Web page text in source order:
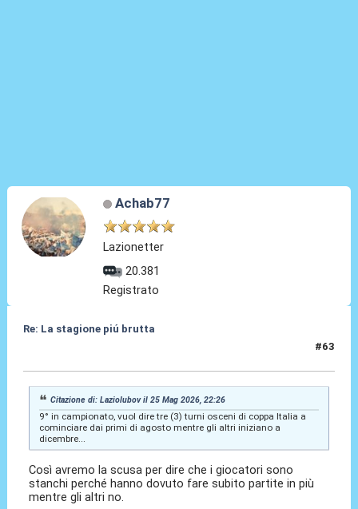
Achab77
Lazionetter
20.381
Registrato
Re: La stagione piú brutta
#63
Citazione di: Laziolubov il 25 Mag 2026, 22:26
9° in campionato, vuol dire tre (3) turni osceni di coppa Italia a
cominciare dai primi di agosto mentre gli altri iniziano a
dicembre...
Così avremo la scusa per dire che i giocatori sono
stanchi perché hanno dovuto fare subito partite in più
mentre gli altri no.